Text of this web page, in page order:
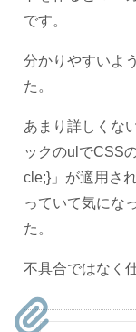
です。
分かりやすいよ
た。
あまり詳しくな
ックのulでCSS
cle;}」が適用さ
っていて気にな
た。
不具合ではなく